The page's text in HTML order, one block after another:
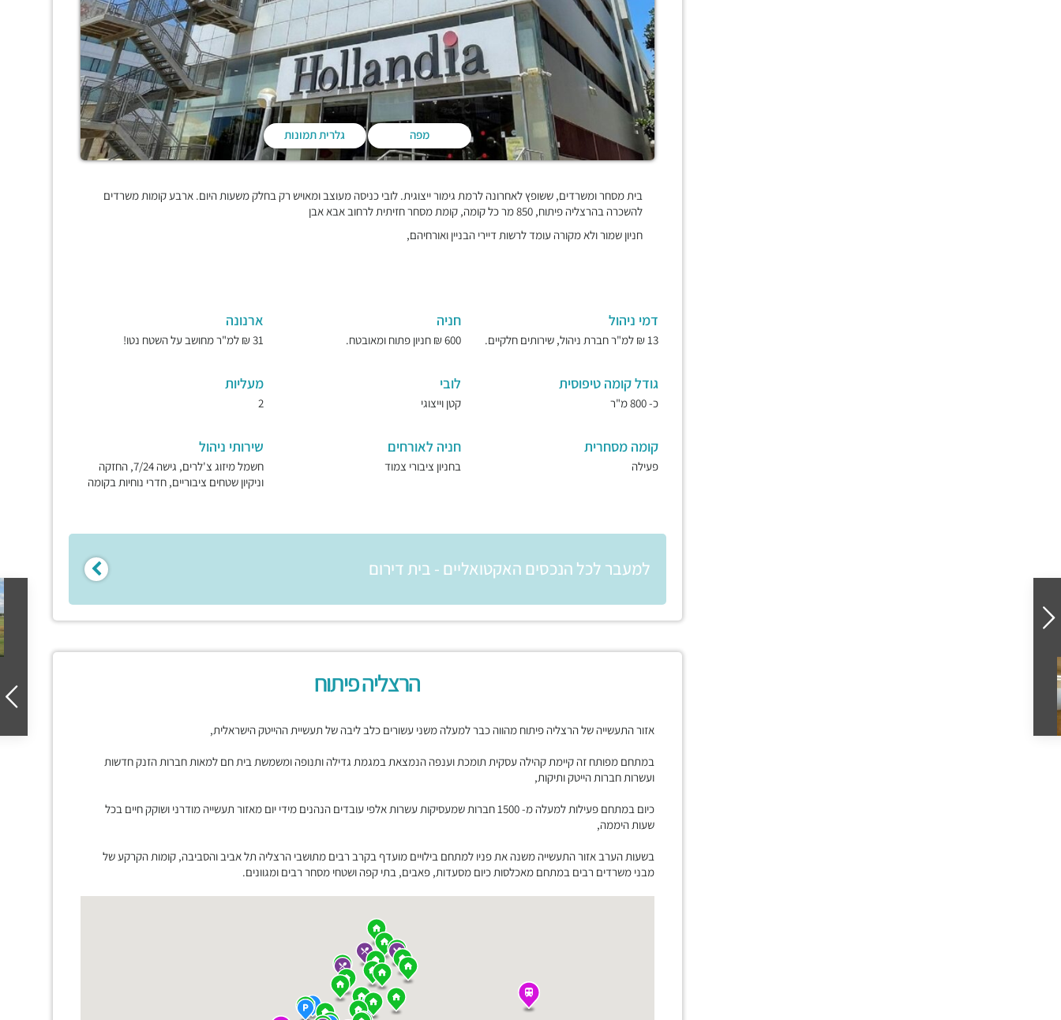
מפה גלרית תמונות
בית מסחר ומשרדים, ששופץ לאחרונה לרמת גימור ייצוגית. לובי כניסה מעוצב ומאויש רק בחלק משעות היום. ארבע קומות משרדים
להשכרה בהרצליה פיתוח, 850 מר כל קומה, קומת מסחר חזיתית לרחוב אבא אבן
חניון שמור ולא מקורה עומד לרשות דיירי הבניין ואורחיהם,
דמי ניהול
13 ₪ למ"ר חברת ניהול, שירותים חלקיים.
חניה
600 ₪ חניון פתוח ומאובטח.
ארנונה
31 ₪ למ"ר מחושב על השטח נטו!
גודל קומה טיפוסית
כ- 800 מ"ר
לובי
קטן וייצוגי
מעליות
2
קומה מסחרית
פעילה
חניה לאורחים
בחניון ציבורי צמוד
שירותי ניהול
חשמל מיזוג צ'לרים, גישה 7/24, החזקה
וניקיון שטחים ציבוריים, חדרי נוחיות בקומה
למעבר לכל הנכסים האקטואליים - בית דירום
הרצליה פיתוח
אזור התעשייה של הרצליה פיתוח מהווה כבר למעלה משני עשורים כלב ליבה של תעשיית ההייטק הישראלית,
במתחם מפותח זה קיימת קהילה עסקית תומכת וענפה הנמצאת במגמת גדילה ותנופה ומשמשת בית חם למאות חברות הזנק חדשות
ועשרות חברות הייטק ותיקות,
כיום במתחם פעילות למעלה מ- 1500 חברות שמעסיקות עשרות אלפי עובדים הנהנים מידי יום מאזור תעשייה מודרני ושוקק חיים בכל
שעות היממה,
בשעות הערב אזור התעשייה משנה את פניו למתחם בילויים מועדף בקרב רבים מתושבי הרצליה תל אביב והסביבה, קומות הקרקע של
מבני משרדים רבים במתחם מאכלסות כיום מסעדות, פאבים, בתי קפה ושטחי מסחר רבים ומגוונים.